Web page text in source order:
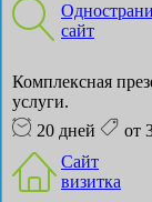
сайт
Комплексная
услуги.
20 дней
от
Сайт
визитка